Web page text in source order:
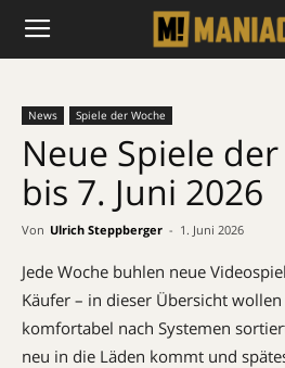
News Spiele der Woche
Neue Spiele
bis 7. Juni 2026
Von Ulrich Steppberger - 1. Juni 2026
Jede Woche buhlen neue
Käufer – in dieser Übersicht
komfortabel nach Systemen
neu in die Läden kommt und